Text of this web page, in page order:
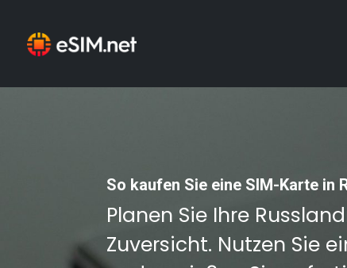
So kaufen Sie eine SIM-Karte in
Planen Sie Ihre
Zuversicht. Nutzen Sie